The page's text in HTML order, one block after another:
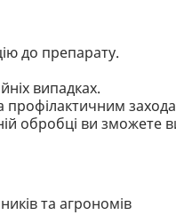
до препарату.
випадках.
профілактичним
обробці ви зможете
та агрономів